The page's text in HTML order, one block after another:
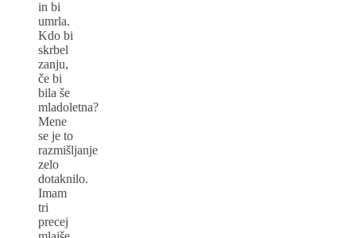
in bi
umrla.
Kdo bi
skrbel
zanju,
če bi
bila še
mladoletna?
Mene
se je to
razmišljanje
zelo
dotaknilo.
Imam
tri
precej